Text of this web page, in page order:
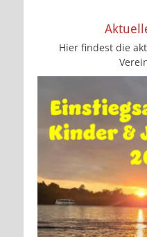
Hier findest die